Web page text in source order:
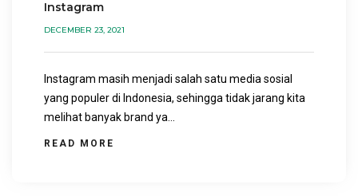
Instagram
DECEMBER 23, 2021
Instagram masih menjadi salah satu media sosial
yang populer di Indonesia, sehingga tidak jarang kita
melihat banyak brand ya...
READ MORE